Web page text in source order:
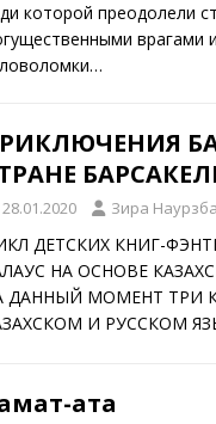
которой преодолели
врагами
28.01.2020 Зира
ДЕТСКИХ КНИГ-
НА ОСНОВЕ
ДАННЫЙ МОМЕНТ ТРИ
И РУССКОМ
ата